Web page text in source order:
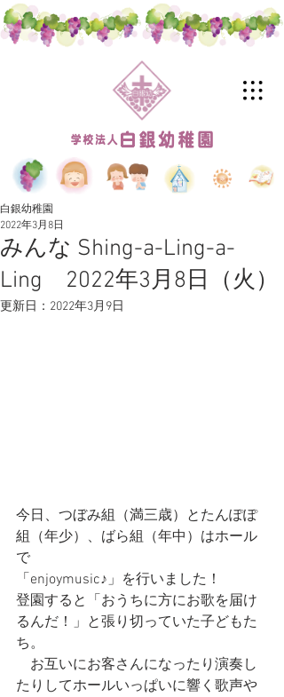
みんな Shing-a-Ling-a-
Ling 2022年3月8日（火）
白銀幼稚園
2022年3月8日
更新日： 2022年3月9日
今日、つぼみ組（満三歳）とたんぽぽ
組（年少）、ばら組（年中）はホール
で
「enjoymusic♪」を行いました！
登園すると「おうちに方にお歌を届け
るんだ！」と張り切っていた子どもた
ち。
お互いにお客さんになったり演奏し
たりしてホールいっぱいに響く歌声や